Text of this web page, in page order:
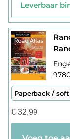
Leverbaar
Paperback /
€32,99